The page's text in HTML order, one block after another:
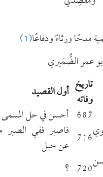
مدحًا ورثاءً ودفاعًا(1)
عمر الضُّمَيري
تاريخ
وفاته أول القصيد
687 أحسن في حل
716 فاصبر ففي الصبر
عن حيل
720 ؟